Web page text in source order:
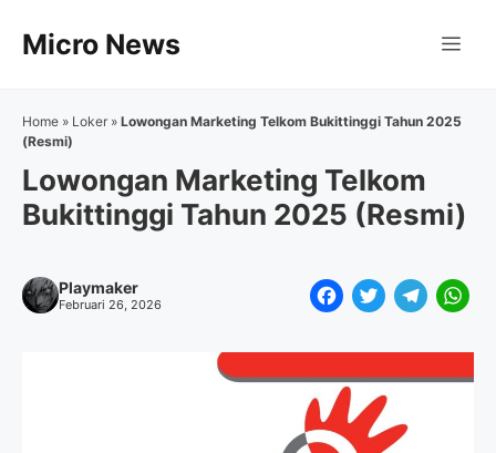
Micro News
Home » Loker » Lowongan Marketing Telkom Bukittinggi Tahun 2025
(Resmi)
Lowongan Marketing Telkom
Bukittinggi Tahun 2025 (Resmi)
Playmaker
Februari 26, 2026
F
e
b
T
T
g
W